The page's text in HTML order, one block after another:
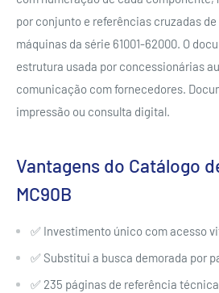
por conjunto e referências cruzadas
máquinas da série 61001-62000. O
estrutura usada por concessionárias
comunicação com fornecedores.
impressão ou consulta digital.
Vantagens do Catálogo
MC90B
✅ Investimento único com acesso
✅ Substitui a busca demorada por
✅ 235 páginas de referência